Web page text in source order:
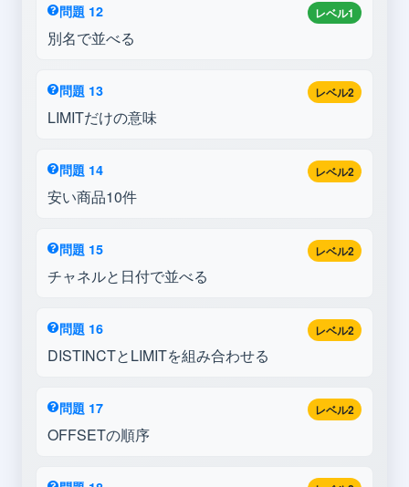
レベル1
問題 12
別名で並べる
レベル2
問題 13
LIMITだけの意味
レベル2
問題 14
安い商品10件
レベル2
問題 15
チャネルと日付で並べる
レベル2
問題 16
DISTINCTとLIMITを組み合わせる
レベル2
問題 17
OFFSETの順序